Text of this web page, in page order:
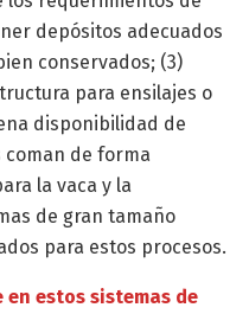
depósitos adecuados
conservados; (3)
para ensilajes o
disponibilidad de
coman de forma
la vaca y la
de gran tamaño
para estos procesos.
en estos sistemas de